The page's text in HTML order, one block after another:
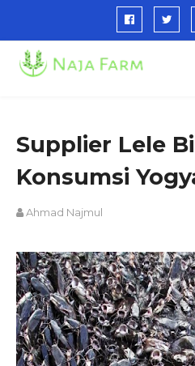
Supplier Lele
Konsumsi
Ahmad Najmul